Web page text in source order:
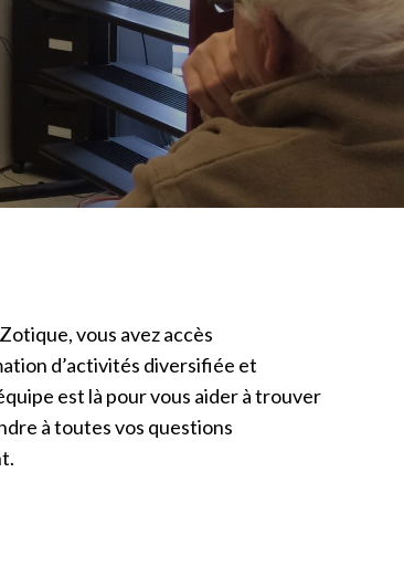
vous avez accès
d’activités diversifiée et
est là pour vous aider à trouver
à toutes vos questions